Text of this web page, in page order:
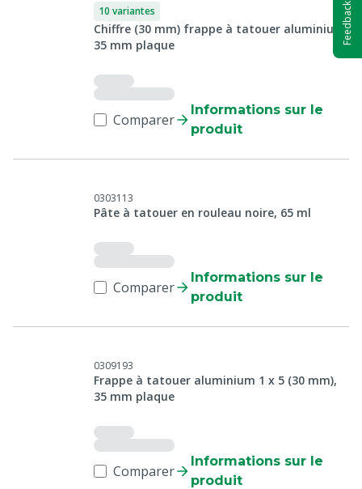
10 variantes
Chiffre (30 mm) frappe à tatouer aluminium,
35 mm plaque
Comparer
Informations sur le
produit
0303113
Pâte à tatouer en rouleau noire, 65 ml
Comparer
Informations sur le
produit
0309193
Frappe à tatouer aluminium 1 x 5 (30 mm),
35 mm plaque
Comparer
Informations sur le
produit
Feedback